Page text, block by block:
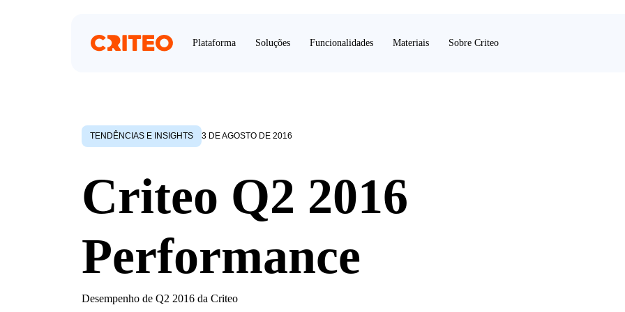
Plataforma Soluções Funcionalidades Materiais Sobre Criteo
TENDÊNCIAS E INSIGHTS 3 DE AGOSTO DE 2016
Criteo Q2 2016
Performance
Desempenho de Q2 2016 da Criteo